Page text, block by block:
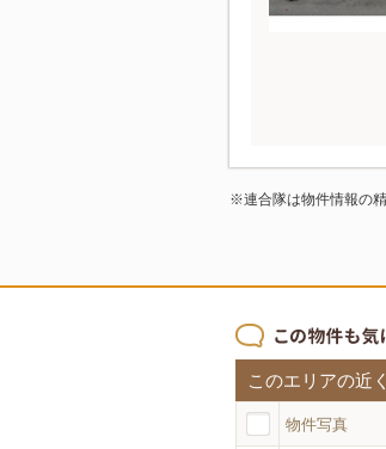
※連合隊は物件情報の
このエリアの近
物件写真